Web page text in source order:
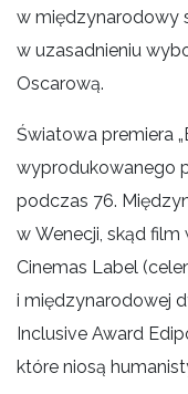
w międzynarodowy
w uzasadnieniu
Oscarową.
Światowa premiera
wyprodukowanego
podczas 76.
w Wenecji, skąd
Cinemas Label
i międzynarodowej
Inclusive Award
które niosą